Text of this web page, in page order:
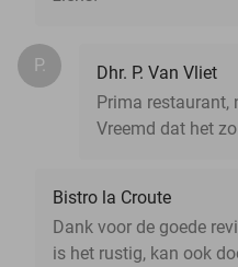
P.
Dhr. P. Van Vliet
Prima restaurant,
Vreemd dat het
Bistro la Croute
Dank voor de goede
is het rustig, kan ook